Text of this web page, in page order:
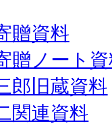
贈資料
贈ノート
郎旧蔵資料
関連資料